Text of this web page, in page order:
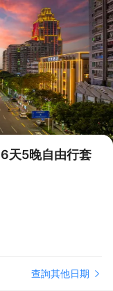
天5晚自由行套
查詢其他日期